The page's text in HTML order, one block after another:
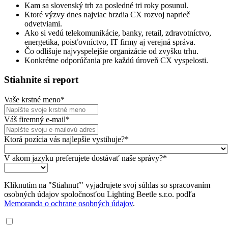
Kam sa slovenský trh za posledné tri roky posunul.
Ktoré výzvy dnes najviac brzdia CX rozvoj naprieč
odvetviami.
Ako si vedú telekomunikácie, banky, retail, zdravotníctvo,
energetika, poisťovníctvo, IT firmy aj verejná správa.
Čo odlišuje najvyspelejšie organizácie od zvyšku trhu.
Konkrétne odporúčania pre každú úroveň CX vyspelosti.
Stiahnite si report
Vaše krstné meno*
Váš firemný e-mail*
Ktorá pozícia vás najlepšie vystihuje?*
V akom jazyku preferujete dostávať naše správy?*
Kliknutím na "Stiahnuť" vyjadrujete svoj súhlas so spracovaním
osobných údajov spoločnosťou Lighting Beetle s.r.o. podľa
Memoranda o ochrane osobných údajov.